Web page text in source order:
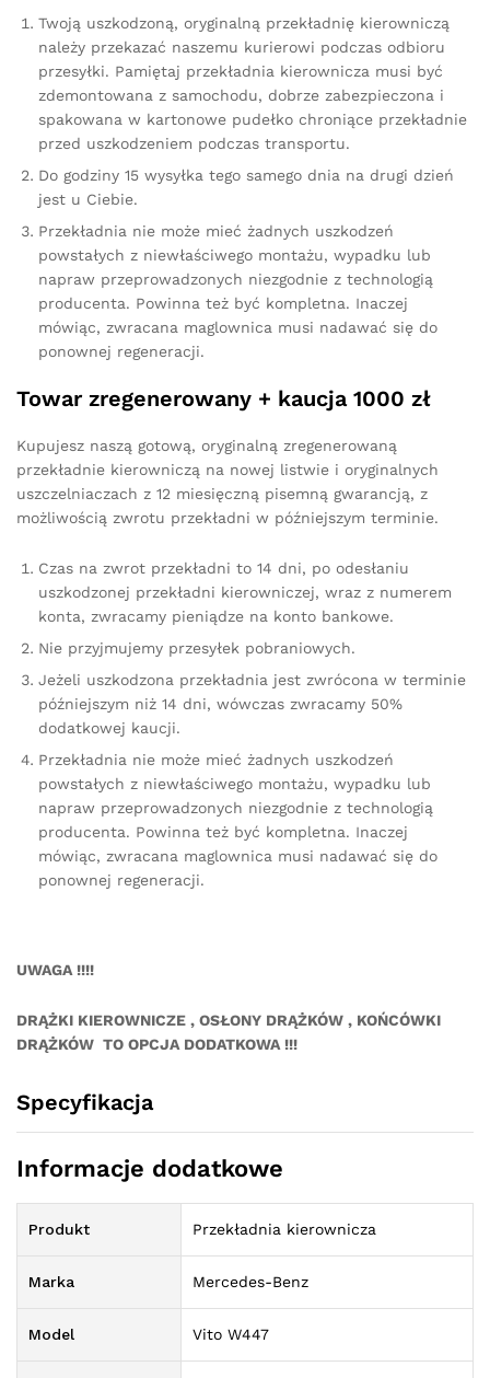
Twoją uszkodzoną, oryginalną przekładnię kierowniczą
należy przekazać naszemu kurierowi podczas odbioru
przesyłki. Pamiętaj przekładnia kierownicza musi być
zdemontowana z samochodu, dobrze zabezpieczona i
spakowana w kartonowe pudełko chroniące przekładnie
przed uszkodzeniem podczas transportu.
Do godziny 15 wysyłka tego samego dnia na drugi dzień
jest u Ciebie.
Przekładnia nie może mieć żadnych uszkodzeń
powstałych z niewłaściwego montażu, wypadku lub
napraw przeprowadzonych niezgodnie z technologią
producenta. Powinna też być kompletna. Inaczej
mówiąc, zwracana maglownica musi nadawać się do
ponownej regeneracji.
Towar zregenerowany + kaucja 1000 zł
Kupujesz naszą gotową, oryginalną zregenerowaną
przekładnie kierowniczą na nowej listwie i oryginalnych
uszczelniaczach z 12 miesięczną pisemną gwarancją, z
możliwością zwrotu przekładni w późniejszym terminie.
Czas na zwrot przekładni to 14 dni, po odesłaniu
uszkodzonej przekładni kierowniczej, wraz z numerem
konta, zwracamy pieniądze na konto bankowe.
Nie przyjmujemy przesyłek pobraniowych.
Jeżeli uszkodzona przekładnia jest zwrócona w terminie
późniejszym niż 14 dni, wówczas zwracamy 50%
dodatkowej kaucji.
Przekładnia nie może mieć żadnych uszkodzeń
powstałych z niewłaściwego montażu, wypadku lub
napraw przeprowadzonych niezgodnie z technologią
producenta. Powinna też być kompletna. Inaczej
mówiąc, zwracana maglownica musi nadawać się do
ponownej regeneracji.
UWAGA !!!!
DRĄŻKI KIEROWNICZE , OSŁONY DRĄŻKÓW , KOŃCÓWKI
DRĄŻKÓW TO OPCJA DODATKOWA !!!
Specyfikacja
Informacje dodatkowe
Produkt Przekładnia kierownicza
Marka Mercedes-Benz
Model Vito W447